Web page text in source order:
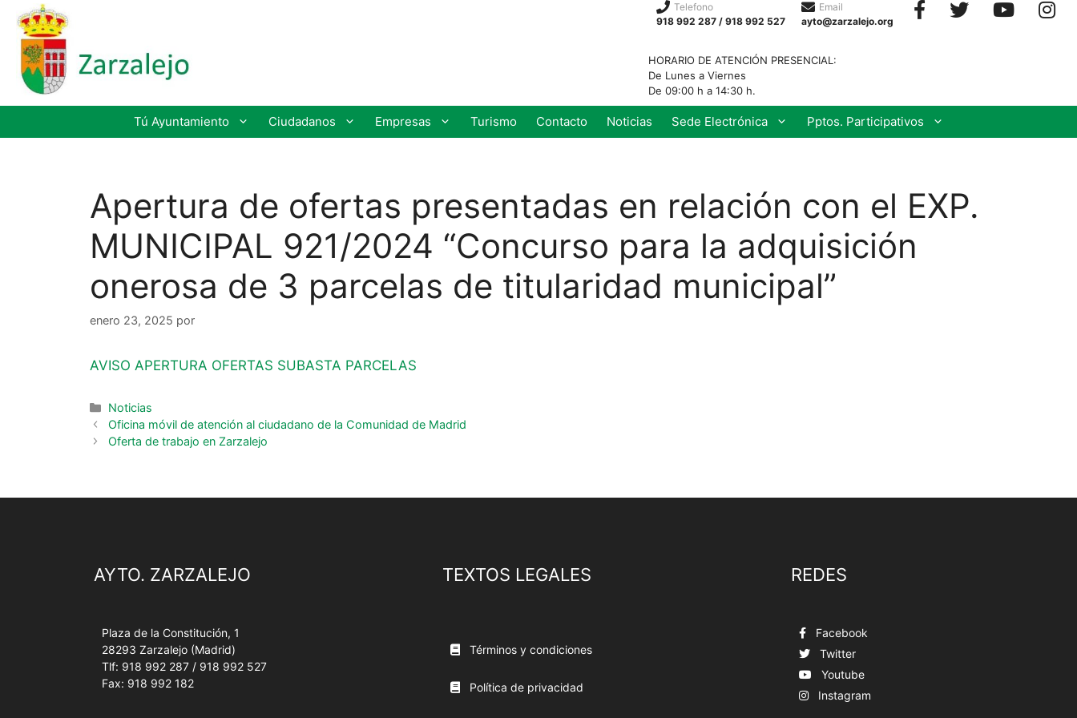
Telefono
918 992 287 / 918 992 527
Email
ayto@zarzalejo.org
HORARIO DE ATENCIÓN PRESENCIAL:
De Lunes a Viernes
De 09:00 h a 14:30 h.
Tú Ayuntamiento Ciudadanos Empresas Turismo Contacto Noticias Sede Electrónica Pptos. Participativos
Apertura de ofertas presentadas en relación con el EXP.
MUNICIPAL 921/2024 “Concurso para la adquisición
onerosa de 3 parcelas de titularidad municipal”
enero 23, 2025 por
AVISO APERTURA OFERTAS SUBASTA PARCELAS
Noticias
Oficina móvil de atención al ciudadano de la Comunidad de Madrid
Oferta de trabajo en Zarzalejo
AYTO. ZARZALEJO
Plaza de la Constitución, 1
28293 Zarzalejo (Madrid)
Tlf: 918 992 287 / 918 992 527
Fax: 918 992 182
TEXTOS LEGALES
Términos y condiciones
Política de privacidad
REDES
Facebook
Twitter
Youtube
Instagram